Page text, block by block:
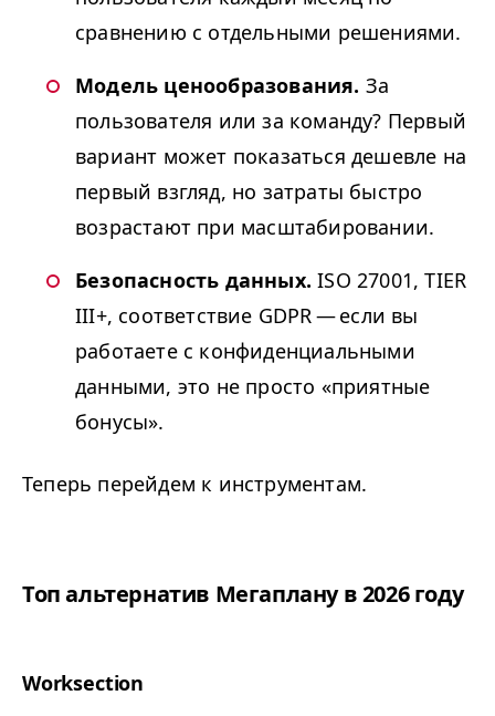
сравнению с отдельными решениями.
Модель ценообразования. За
пользователя или за команду? Первый
вариант может показаться дешевле на
первый взгляд, но затраты быстро
возрастают при масштабировании.
Безопасность данных. ISO 27001,TIER
III+, соответствие GDPR— если вы
работаете с конфиденциальными
данными, это не просто «приятные
бонусы».
Теперь перейдем к инструментам.
Топ альтернатив Мегаплану в 2026 году
Worksection